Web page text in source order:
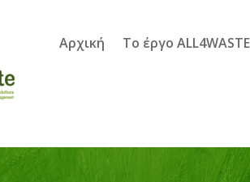
Αρχική Το έργο ALL4WASTE